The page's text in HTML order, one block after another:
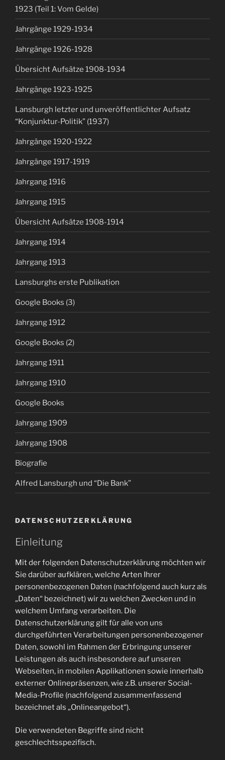
1923 (Teil 1: Vom Gelde)
Jahrgänge 1929-1934
Jahrgänge 1926-1928
Übersicht Aufsätze 1908-1934
Jahrgänge 1923-1925
Lansburgh letzter und unveröffentlichter Aufsatz
“Konjunktur-Politik” (1937)
Jahrgänge 1920-1922
Jahrgänge 1917-1919
Jahrgang 1916
Jahrgang 1915
Übersicht Aufsätze 1908-1914
Jahrgang 1914
Jahrgang 1913
Lansburghs erste Publikation
Google Books (3)
Jahrgang 1912
Google Books (2)
Jahrgang 1911
Jahrgang 1910
Google Books
Jahrgang 1909
Jahrgang 1908
Biografie
Alfred Lansburgh und “Die Bank”
DATENSCHUTZERKLÄRUNG
Einleitung
Mit der folgenden Datenschutzerklärung möchten wir
Sie darüber aufklären, welche Arten Ihrer
personenbezogenen Daten (nachfolgend auch kurz als
„Daten“ bezeichnet) wir zu welchen Zwecken und in
welchem Umfang verarbeiten. Die
Datenschutzerklärung gilt für alle von uns
durchgeführten Verarbeitungen personenbezogener
Daten, sowohl im Rahmen der Erbringung unserer
Leistungen als auch insbesondere auf unseren
Webseiten, in mobilen Applikationen sowie innerhalb
externer Onlinepräsenzen, wie z.B. unserer Social-
Media-Profile (nachfolgend zusammenfassend
bezeichnet als „Onlineangebot“).
Die verwendeten Begriffe sind nicht
geschlechtsspezifisch.